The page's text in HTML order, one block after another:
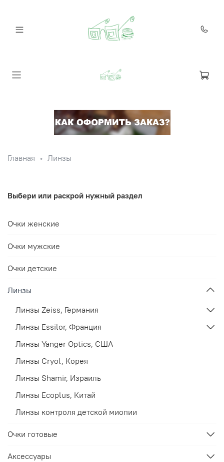
Главная Линзы
Выбери или раскрой нужный раздел
Очки женские
Очки мужские
Очки детские
Линзы
Линзы Zeiss, Германия
Линзы Essilor, Франция
Линзы Yanger Optics, США
Линзы Cryol, Корея
Линзы Shamir, Израиль
Линзы Ecoplus, Китай
Линзы контроля детской миопии
Очки готовые
Аксессуары